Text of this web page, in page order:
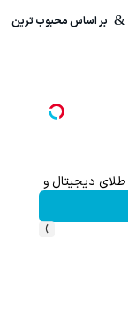
بر اساس محبوب ترین
؛ثبت نام کن
›